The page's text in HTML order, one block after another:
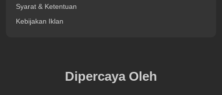
Syarat & Ketentuan
Kebijakan Iklan
Dipercaya Oleh